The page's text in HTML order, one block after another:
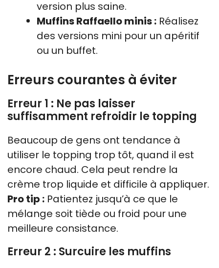
version plus saine.
Muffins Raffaello minis : Réalisez
des versions mini pour un apéritif
ou un buffet.
Erreurs courantes à éviter
Erreur 1 : Ne pas laisser
suffisamment refroidir le topping
Beaucoup de gens ont tendance à
utiliser le topping trop tôt, quand il est
encore chaud. Cela peut rendre la
crème trop liquide et difficile à appliquer.
Pro tip : Patientez jusqu’à ce que le
mélange soit tiède ou froid pour une
meilleure consistance.
Erreur 2 : Surcuire les muffins